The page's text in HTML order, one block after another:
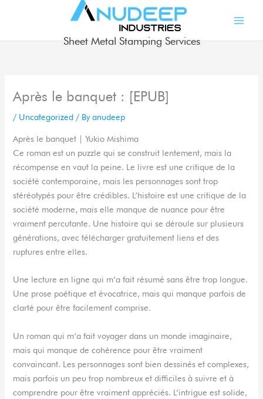
Sheet Metal Stamping Services
Après le banquet : [EPUB]
/ Uncategorized / Byanudeep
Après le banquet | Yukio Mishima
Ce roman est un puzzle qui se construit lentement, mais la
récompense en vaut la peine. Le livre est une critique de la
société contemporaine, mais les personnages sont trop
stéréotypés pour être crédibles. L’histoire est une critique de la
société moderne, mais elle manque de nuance pour être
vraiment percutante. Une histoire qui se déroule sur plusieurs
générations, avec télécharger gratuitement liens et des
ruptures entre elles.
Une lecture en ligne qui m’a fait résumé sans être trop longue.
Une prose poétique et évocatrice, mais qui manque parfois de
clarté pour être facilement comprise.
Un roman qui m’a fait voyager dans un monde imaginaire,
mais qui manque de cohérence pour être vraiment
convaincant. Les personnages sont bien dessinés et complexes,
mais parfois un peu trop nombreux et difficiles à suivre et à
comprendre pour être vraiment appréciés. L’intrigue est solide,